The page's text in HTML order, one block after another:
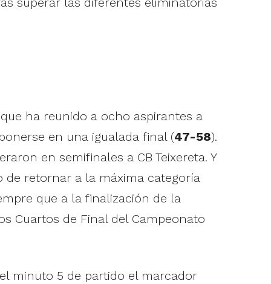
ha reunido a ocho aspirantes a
en una igualada final (47-58).
en semifinales a CB Teixereta. Y
de retornar a la máxima categoría
que a la finalización de la
Cuartos de Final del Campeonato
minuto 5 de partido el marcador